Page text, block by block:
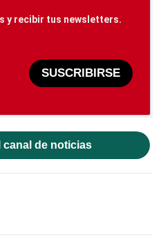
y recibir tus newsletters.
SUSCRIBIRSE
canal de noticias